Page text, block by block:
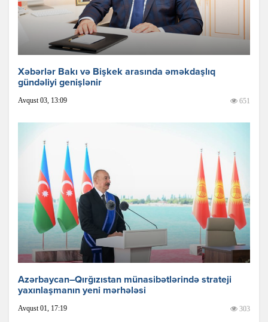
Xəbərlər Bakı və Bişkek arasında əməkdaşlıq
gündəliyi genişlənir
Avqust 03, 13:09 651
Azərbaycan–Qırğızıstan münasibətlərində strateji
yaxınlaşmanın yeni mərhələsi
Avqust 01, 17:19 303